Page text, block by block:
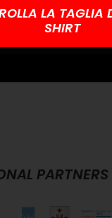
PARTNERS
LA TAGLIA
SHIRT